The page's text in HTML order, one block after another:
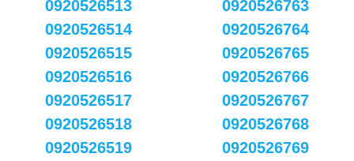
0920526513
0920526514
0920526515
0920526516
0920526517
0920526518
0920526519
0920526763
0920526764
0920526765
0920526766
0920526767
0920526768
0920526769